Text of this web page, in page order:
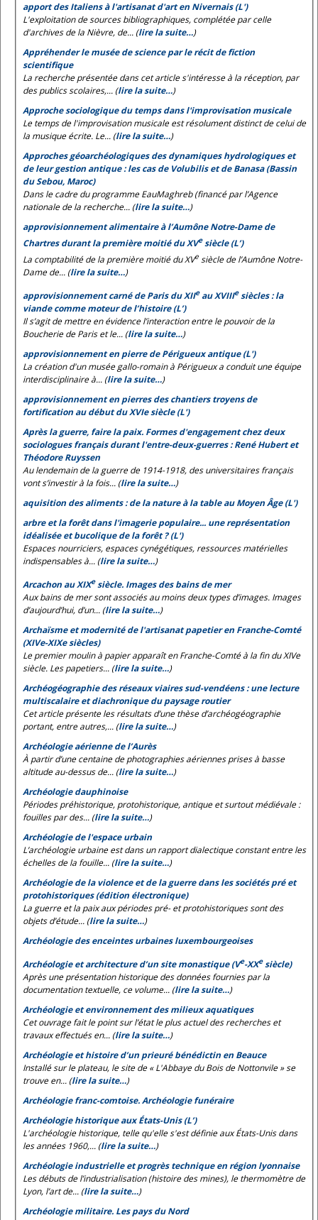
apport des Italiens à l'artisanat d'art en Nivernais (L')
L'exploitation de sources bibliographiques, complétée par celle
d'archives de la Nièvre, de... (lire la suite…)
Appréhender le musée de science par le récit de fiction
scientifique
La recherche présentée dans cet article s'intéresse à la réception, par
des publics scolaires,... (lire la suite…)
Approche sociologique du temps dans l'improvisation musicale
Le temps de l'improvisation musicale est résolument distinct de celui de
la musique écrite. Le... (lire la suite…)
Approches géoarchéologiques des dynamiques hydrologiques et
de leur gestion antique : les cas de Volubilis et de Banasa (Bassin
du Sebou, Maroc)
Dans le cadre du programme EauMaghreb (financé par l’Agence
nationale de la recherche... (lire la suite…)
approvisionnement alimentaire à l’Aumône Notre-Dame de
Chartres durant la première moitié du XVesiècle (L’)
La comptabilité de la première moitié du XVe siècle de l’Aumône Notre-
Dame de... (lire la suite…)
approvisionnement carné de Paris du XIIeau XVIIIesiècles : la
viande comme moteur de l’histoire (L’)
Il s’agit de mettre en évidence l’interaction entre le pouvoir de la
Boucherie de Paris et le... (lire la suite…)
approvisionnement en pierre de Périgueux antique (L')
La création d'un musée gallo-romain à Périgueux a conduit une équipe
interdisciplinaire à... (lire la suite…)
approvisionnement en pierres des chantiers troyens de
fortification au début du XVIe siècle (L')
Après la guerre, faire la paix. Formes d'engagement chez deux
sociologues français durant l'entre-deux-guerres : René Hubert et
Théodore Ruyssen
Au lendemain de la guerre de 1914-1918, des universitaires français
vont s’investir à la fois... (lire la suite…)
aquisition des aliments : de la nature à la table au Moyen Âge (L')
arbre et la forêt dans l'imagerie populaire... une représentation
idéalisée et bucolique de la forêt ? (L')
Espaces nourriciers, espaces cynégétiques, ressources matérielles
indispensables à... (lire la suite…)
Arcachon au XIXesiècle. Images des bains de mer
Aux bains de mer sont associés au moins deux types d’images. Images
d’aujourd’hui, d’un... (lire la suite…)
Archaïsme et modernité de l'artisanat papetier en Franche-Comté
(XIVe-XIXe siècles)
Le premier moulin à papier apparaît en Franche-Comté à la fin du XIVe
siècle. Les papetiers... (lire la suite…)
Archéogéographie des réseaux viaires sud-vendéens : une lecture
multiscalaire et diachronique du paysage routier
Cet article présente les résultats d’une thèse d’archéogéographie
portant, entre autres,... (lire la suite…)
Archéologie aérienne de l’Aurès
À partir d’une centaine de photographies aériennes prises à basse
altitude au-dessus de... (lire la suite…)
Archéologie dauphinoise
Périodes préhistorique, protohistorique, antique et surtout médiévale :
fouilles par des... (lire la suite…)
Archéologie de l'espace urbain
L’archéologie urbaine est dans un rapport dialectique constant entre les
échelles de la fouille... (lire la suite…)
Archéologie de la violence et de la guerre dans les sociétés pré et
protohistoriques (édition électronique)
La guerre et la paix aux périodes pré- et protohistoriques sont des
objets d’étude... (lire la suite…)
Archéologie des enceintes urbaines luxembourgeoises
Archéologie et architecture d’un site monastique (Ve-XXesiècle)
Après une présentation historique des données fournies par la
documentation textuelle, ce volume... (lire la suite…)
Archéologie et environnement des milieux aquatiques
Cet ouvrage fait le point sur l’état le plus actuel des recherches et
travaux effectués en... (lire la suite…)
Archéologie et histoire d’un prieuré bénédictin en Beauce
Installé sur le plateau, le site de « L'Abbaye du Bois de Nottonvile » se
trouve en... (lire la suite…)
Archéologie franc-comtoise. Archéologie funéraire
Archéologie historique aux États-Unis (L’)
L'archéologie historique, telle qu'elle s'est définie aux États-Unis dans
les années 1960,... (lire la suite…)
Archéologie industrielle et progrès technique en région lyonnaise
Les débuts de l’industrialisation (histoire des mines), le thermomètre de
Lyon, l’art de... (lire la suite…)
Archéologie militaire. Les pays du Nord